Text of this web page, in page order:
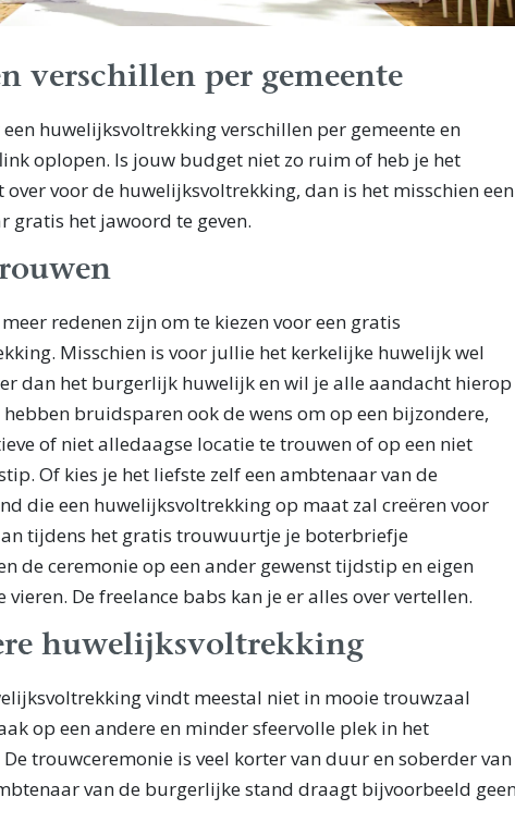
verschillen per gemeente
een huwelijksvoltrekking verschillen per gemeente en
oplopen. Is jouw budget niet zo ruim of heb je het
voor de huwelijksvoltrekking, dan is het misschien een
gratis het jawoord te geven.
redenen zijn om te kiezen voor een gratis
Misschien is voor jullie het kerkelijke huwelijk wel
dan het burgerlijk huwelijk en wil je alle aandacht hierop
hebben bruidsparen ook de wens om op een bijzondere,
of niet alledaagse locatie te trouwen of op een niet
Of kies je het liefste zelf een ambtenaar van de
die een huwelijksvoltrekking op maat zal creëren voor
tijdens het gratis trouwuurtje je boterbriefje
de ceremonie op een ander gewenst tijdstip en eigen
vieren. De freelance babs kan je er alles over vertellen.
huwelijksvoltrekking
vindt meestal niet in mooie trouwzaal
op een andere en minder sfeervolle plek in het
trouwceremonie is veel korter van duur en soberder van
van de burgerlijke stand draagt bijvoorbeeld